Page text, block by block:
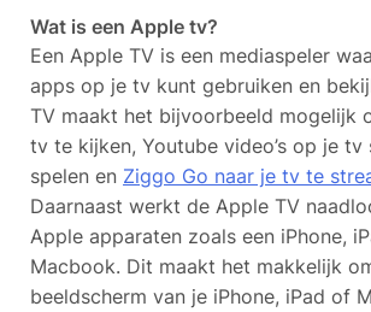
Wat is een Apple tv?
Een Apple TV is een mediaspeler
apps op je tv kunt gebruiken en
TV maakt het bijvoorbeeld mogelijk
tv te kijken, Youtube video’s op je tv
spelen en Ziggo Go naar je tv te
Daarnaast werkt de Apple TV
Apple apparaten zoals een iPhone,
Macbook. Dit maakt het makkelijk
beeldscherm van je iPhone, iPad of